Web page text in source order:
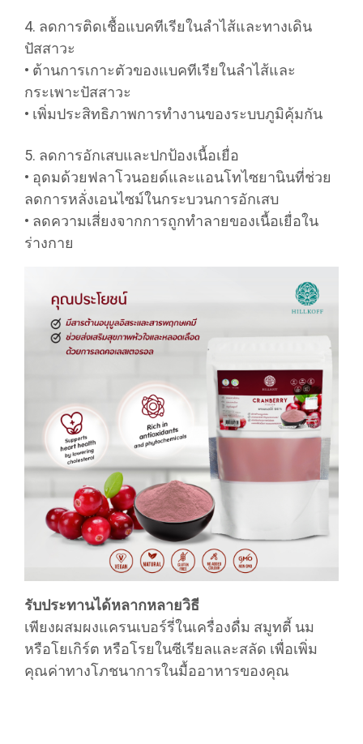
4. ลดการติดเชื้อแบคทีเรียในลำไส้และทางเดิน
ปัสสาวะ
• ต้านการเกาะตัวของแบคทีเรียในลำไส้และ
กระเพาะปัสสาวะ
• เพิ่มประสิทธิภาพการทำงานของระบบภูมิคุ้มกัน
5. ลดการอักเสบและปกป้องเนื้อเยื่อ
• อุดมด้วยฟลาโวนอยด์และแอนโทไซยานินที่ช่วย
ลดการหลั่งเอนไซม์ในกระบวนการอักเสบ
• ลดความเสี่ยงจากการถูกทำลายของเนื้อเยื่อใน
ร่างกาย
รับประทานได้หลากหลายวิธี
เพียงผสมผงแครนเบอร์รี่ในเครื่องดื่ม สมูทตี้ นม
หรือโยเกิร์ต หรือโรยในซีเรียลและสลัด เพื่อเพิ่ม
คุณค่าทางโภชนาการในมื้ออาหารของคุณ